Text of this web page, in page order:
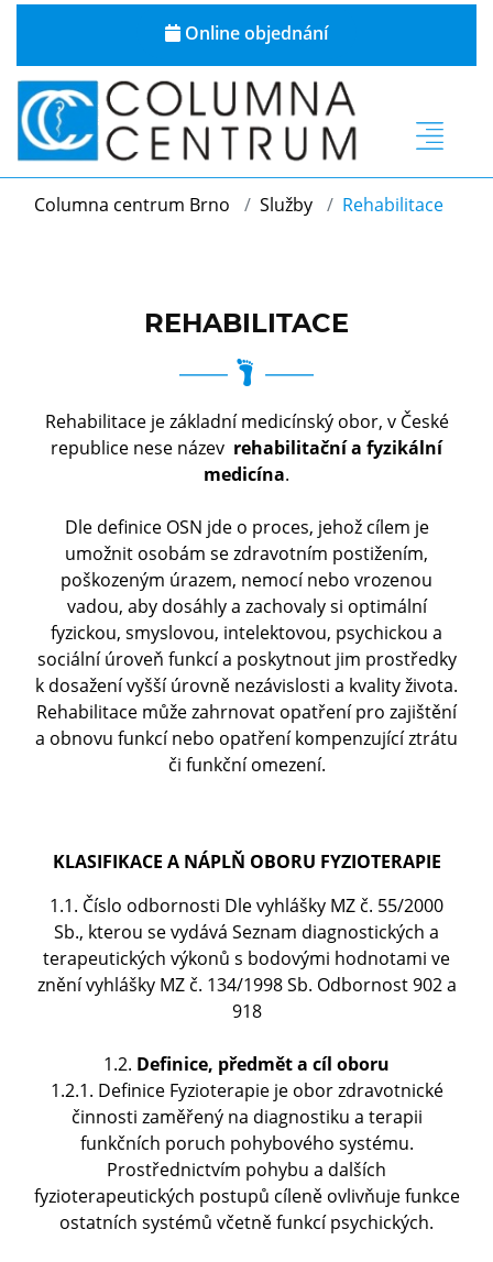
Online objednání
Columna centrum Brno Služby Rehabilitace
REHABILITACE
Rehabilitace je základní medicínský obor, v České
republice nese název rehabilitační a fyzikální
medicína.
Dle definice OSN jde o proces, jehož cílem je
umožnit osobám se zdravotním postižením,
poškozeným úrazem, nemocí nebo vrozenou
vadou, aby dosáhly a zachovaly si optimální
fyzickou, smyslovou, intelektovou, psychickou a
sociální úroveň funkcí a poskytnout jim prostředky
k dosažení vyšší úrovně nezávislosti a kvality života.
Rehabilitace může zahrnovat opatření pro zajištění
a obnovu funkcí nebo opatření kompenzující ztrátu
či funkční omezení.
KLASIFIKACE A NÁPLŇ OBORU FYZIOTERAPIE
1.1. Číslo odbornosti Dle vyhlášky MZ č. 55/2000
Sb., kterou se vydává Seznam diagnostických a
terapeutických výkonů s bodovými hodnotami ve
znění vyhlášky MZ č. 134/1998 Sb. Odbornost 902 a
918
1.2. Definice, předmět a cíl oboru
1.2.1. Definice Fyzioterapie je obor zdravotnické
činnosti zaměřený na diagnostiku a terapii
funkčních poruch pohybového systému.
Prostřednictvím pohybu a dalších
fyzioterapeutických postupů cíleně ovlivňuje funkce
ostatních systémů včetně funkcí psychických.